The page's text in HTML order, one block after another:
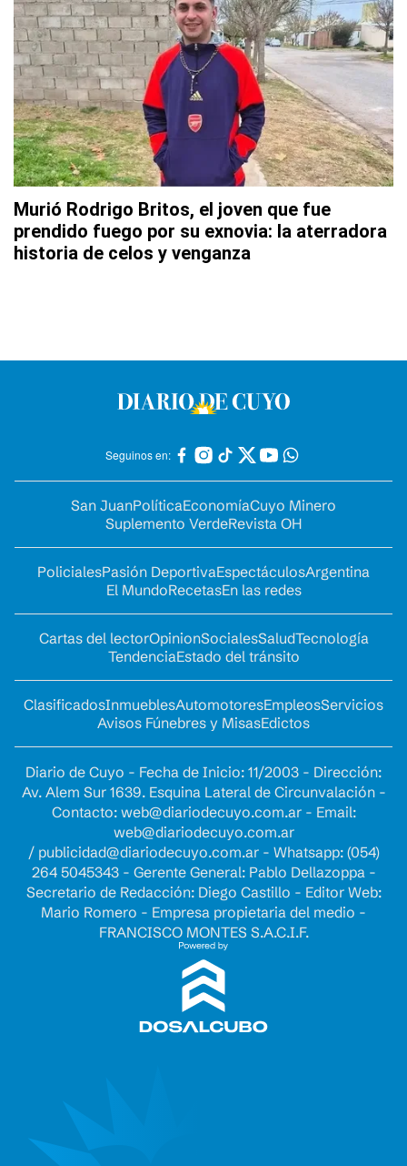
Murió Rodrigo Britos, el joven que fue
prendido fuego por su exnovia: la aterradora
historia de celos y venganza
Seguinos en:
San JuanPolíticaEconomíaCuyo Minero
Suplemento VerdeRevista OH
PolicialesPasión DeportivaEspectáculosArgentina
El MundoRecetasEn las redes
Cartas del lectorOpinionSocialesSaludTecnología
TendenciaEstado del tránsito
ClasificadosInmueblesAutomotoresEmpleosServicios
Avisos Fúnebres y MisasEdictos
Diario de Cuyo - Fecha de Inicio: 11/2003 - Dirección:
Av. Alem Sur 1639. Esquina Lateral de Circunvalación -
Contacto: web@diariodecuyo.com.ar- Email:
web@diariodecuyo.com.ar
/ publicidad@diariodecuyo.com.ar- Whatsapp: (054)
264 5045343 - Gerente General: Pablo Dellazoppa -
Secretario de Redacción: Diego Castillo - Editor Web:
Mario Romero - Empresa propietaria del medio -
FRANCISCO MONTES S.A.C.I.F.